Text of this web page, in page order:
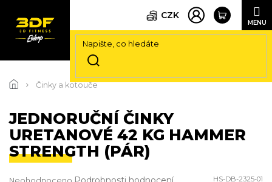
na
CZK
Činky a kotouče
JEDNORUČNÍ ČINKY
URETANOVÉ 42 KG HAMMER
STRENGTH (PÁR)
HS-DB-2325-01
Průměrné